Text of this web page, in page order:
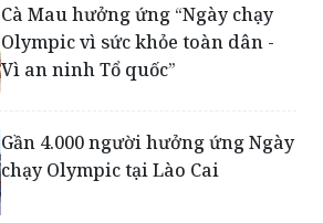
Cà Mau hưởng ứng “Ngày chạy
Olympic vì sức khỏe toàn dân -
Vì an ninh Tổ quốc”
Gần 4.000 người hưởng ứng Ngày
chạy Olympic tại Lào Cai